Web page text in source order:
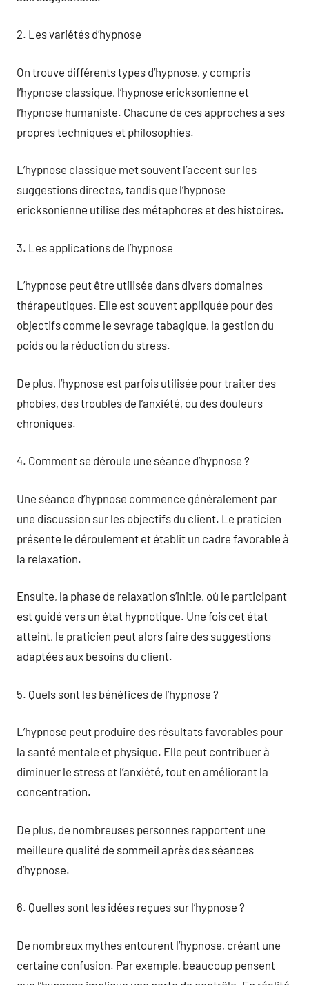
2. Les variétés d’hypnose
On trouve différents types d’hypnose, y compris
l’hypnose classique, l’hypnose ericksonienne et
l’hypnose humaniste. Chacune de ces approches a ses
propres techniques et philosophies.
L’hypnose classique met souvent l’accent sur les
suggestions directes, tandis que l’hypnose
ericksonienne utilise des métaphores et des histoires.
3. Les applications de l’hypnose
L’hypnose peut être utilisée dans divers domaines
thérapeutiques. Elle est souvent appliquée pour des
objectifs comme le sevrage tabagique, la gestion du
poids ou la réduction du stress.
De plus, l’hypnose est parfois utilisée pour traiter des
phobies, des troubles de l’anxiété, ou des douleurs
chroniques.
4. Comment se déroule une séance d’hypnose ?
Une séance d’hypnose commence généralement par
une discussion sur les objectifs du client. Le praticien
présente le déroulement et établit un cadre favorable à
la relaxation.
Ensuite, la phase de relaxation s’initie, où le participant
est guidé vers un état hypnotique. Une fois cet état
atteint, le praticien peut alors faire des suggestions
adaptées aux besoins du client.
5. Quels sont les bénéfices de l’hypnose ?
L’hypnose peut produire des résultats favorables pour
la santé mentale et physique. Elle peut contribuer à
diminuer le stress et l’anxiété, tout en améliorant la
concentration.
De plus, de nombreuses personnes rapportent une
meilleure qualité de sommeil après des séances
d’hypnose.
6. Quelles sont les idées reçues sur l’hypnose ?
De nombreux mythes entourent l’hypnose, créant une
certaine confusion. Par exemple, beaucoup pensent